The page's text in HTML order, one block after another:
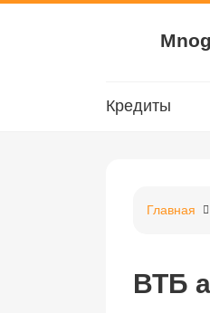
Кредиты
Главная
ВТБ